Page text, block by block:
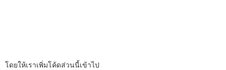
โดยให้เราเพิ่มโค้ดส่วนนี้เข้าไป